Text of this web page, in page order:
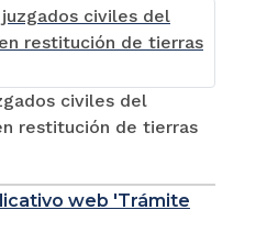
civiles del
restitución de tierras
web 'Trámite